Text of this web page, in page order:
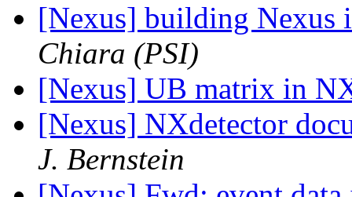
[Nexus] building Nexus
Chiara (PSI)
[Nexus] UB matrix in
[Nexus] NXdetector
J. Bernstein